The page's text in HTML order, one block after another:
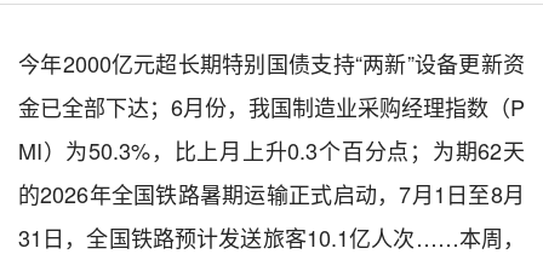
今年2000亿元超长期特别国债支持“两新”设备更新资
金已全部下达；6月份，我国制造业采购经理指数（P
MI）为50.3%，比上月上升0.3个百分点；为期62天
的2026年全国铁路暑期运输正式启动，7月1日至8月
31日，全国铁路预计发送旅客10.1亿人次……本周，